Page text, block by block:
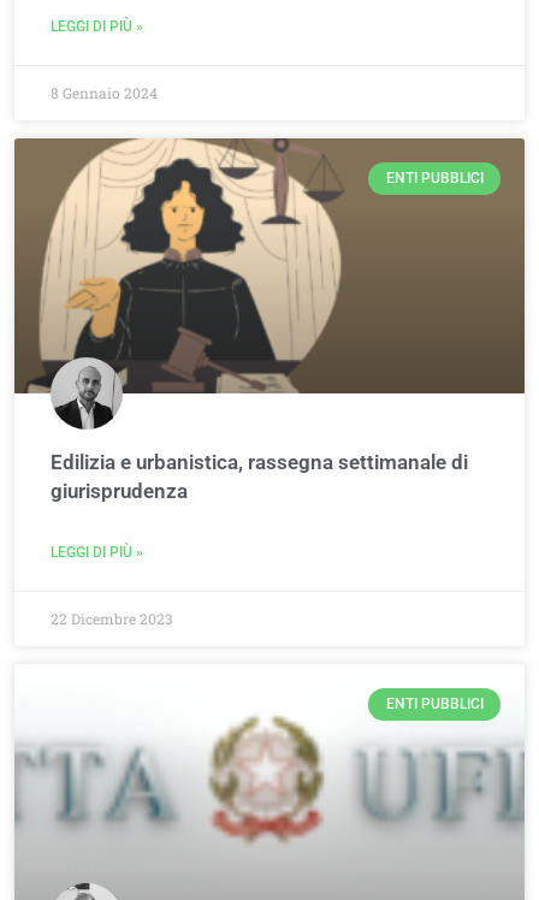
LEGGI DI PIÙ »
8 Gennaio 2024
ENTI PUBBLICI
Edilizia e urbanistica, rassegna settimanale di
giurisprudenza
LEGGI DI PIÙ »
22 Dicembre 2023
ENTI PUBBLICI